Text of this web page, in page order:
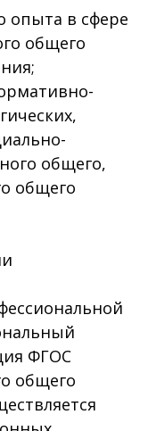
опыта в сфере
общего
общего,
общего
ФГОС
общего